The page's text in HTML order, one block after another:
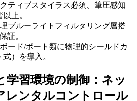
ティブスタイラス必須、筆圧感知
上。
ブルーライトフィルタリング層搭
証。
ード/ポート類に物理的シールドカ
）を導入。
学習環境の制御：ネッ
レンタルコントロール